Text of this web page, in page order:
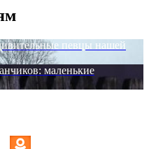
певцы нашей
маленькие